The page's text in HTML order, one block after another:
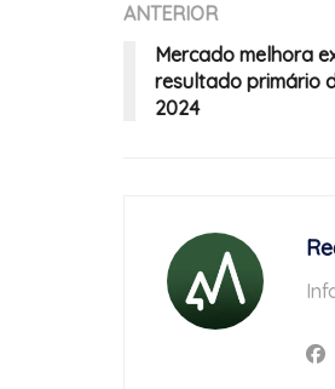
ANTERIOR
Mercado melhora
resultado primário
2024